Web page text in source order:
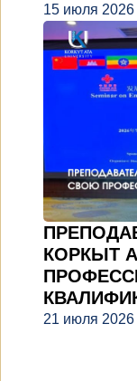
15 июля 2026
КОРКЫТ
21 июля 2026